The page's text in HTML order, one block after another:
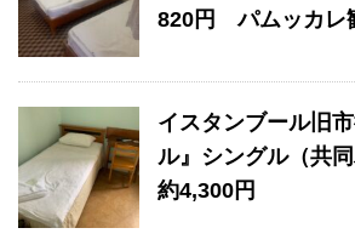
820円 パムッカレ
イスタンブール旧
ル』シングル（共
約4,300円